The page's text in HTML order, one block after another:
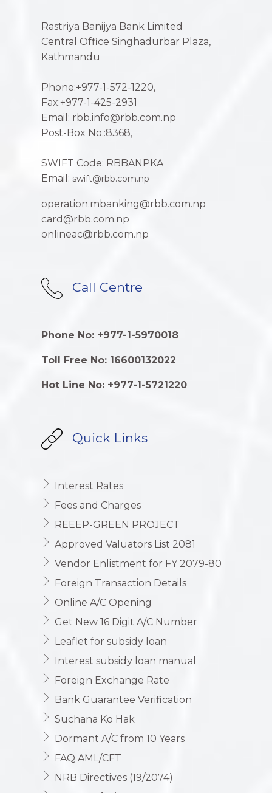
Rastriya Banijya Bank Limited
Central Office Singhadurbar Plaza,
Kathmandu
Phone:+977-1-572-1220,
Fax:+977-1-425-2931
Email: rbb.info@rbb.com.np
Post-Box No.:8368,
SWIFT Code: RBBANPKA
Email: swift@rbb.com.np
operation.mbanking@rbb.com.np
card@rbb.com.np
onlineac@rbb.com.np
Call Centre
Phone No: +977-1-5970018
Toll Free No: 16600132022
Hot Line No: +977-1-5721220
Quick Links
Interest Rates
Fees and Charges
REEEP-GREEN PROJECT
Approved Valuators List 2081
Vendor Enlistment for FY 2079-80
Foreign Transaction Details
Online A/C Opening
Get New 16 Digit A/C Number
Leaflet for subsidy loan
Interest subsidy loan manual
Foreign Exchange Rate
Bank Guarantee Verification
Suchana Ko Hak
Dormant A/C from 10 Years
FAQ AML/CFT
NRB Directives (19/2074)